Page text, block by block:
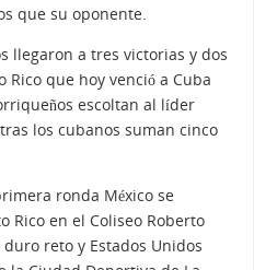
que su oponente.
llegaron a tres victorias y dos
que hoy venció a Cuba
escoltan al líder
los cubanos suman cinco
ronda México se
Rico en el Coliseo Roberto
reto y Estados Unidos